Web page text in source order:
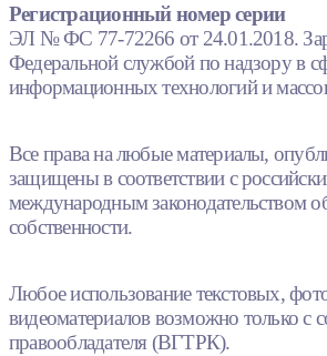
Регистрационный номер серии
ЭЛ № ФС 77-72266 от 24.01.2018.
Федеральной службой по надзору в
информационных технологий и
Все права на любые материалы,
защищены в соответствии с
международным законодательством
собственности.
Любое использование текстовых,
видеоматериалов возможно только с
правообладателя (ВГТРК).